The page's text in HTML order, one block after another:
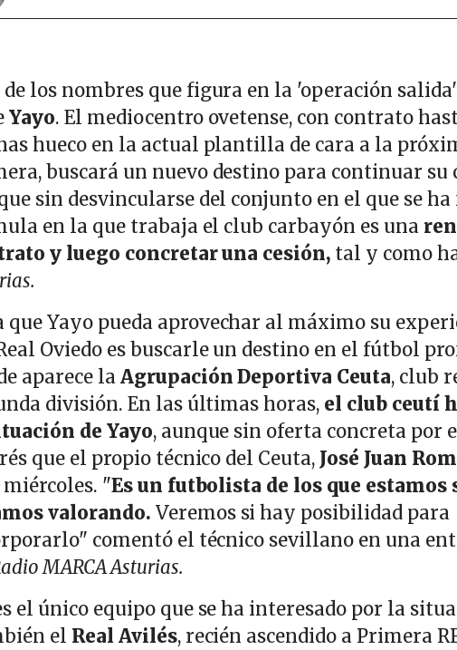
de los nombres que figura en la 'operación
Yayo. El mediocentro ovetense, con contrato
hueco en la actual plantilla de cara a la
buscará un nuevo destino para continuar
sin desvincularse del conjunto en el que se
en la que trabaja el club carbayón es una
y luego concretar una cesión, tal y como
que Yayo pueda aprovechar al máximo su
Oviedo es buscarle un destino en el fútbol
aparece laAgrupación Deportiva Ceuta, club
división. En las últimas horas, el club ceutí
de Yayo, aunque sin oferta concreta por
que el propio técnico del Ceuta, José Juan
miércoles. "Es un futbolista de los que estamos
valorando. Veremos si hay posibilidad para
comentó el técnico sevillano en una
MARCA Asturias.
el único equipo que se ha interesado por la
el Real Avilés, recién ascendido a Primera